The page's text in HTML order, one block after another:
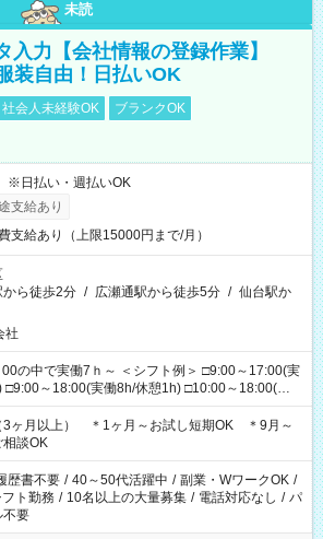
未読
入力【会社情報の登録作業】
装自由！日払いOK
社会人未経験OK
ブランクOK
日払い・週払いOK
支給あり
支給あり（上限15000円まで/月）
ら徒歩2分 / 広瀬通駅から徒歩5分 / 仙台駅か
社
7ｈ～ ＜シフト例＞ □9:00～17:00(実
□9:00～18:00(実働8h/休憩1h) □10:00～18:00(実
働7h/休憩1h) □10:00～19:00(実働8h/休憩1h) ＊時間固定ＯＫ
3ヶ月以上） ＊1ヶ月～お試し短期OK ＊9月～
談OK
歴書不要 / 40～50代活躍中 / 副業・WワークOK /
フト勤務 / 10名以上の大量募集 / 電話対応なし / パ
不要